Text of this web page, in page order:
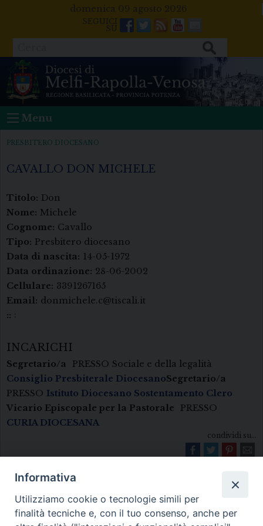
domenica 09 agosto 2026
Facebook
Twitter
FeedsYoutube
Mail
Menu
PRESBITERO DIOCESANO
CAVALLO DON MICHELE
Titolo: Don
Nome: Michele
Cognome: Cavallo
Tipo: Presbitero diocesano
Data di nascita: 14-05-1972
Data ordinazione: 28-06-2002
Cellulare: 3391267165
Email: donmichele.c@tiscali.it
:: :
INCARICHI
Segretario/a
PRESSO
Consiglio Presbiterale DiocesanoSegretario/a
PRESSO Istituto Diocesano Sostentamento Clero
Vicario Episcopale per la Pastorale
Sociale e della legalità
PRESSO
CURIA DIOCESANA
condividi su...
Informativa
Utilizziamo cookie o tecnologie simili per
finalità tecniche e, con il tuo consenso, anche per